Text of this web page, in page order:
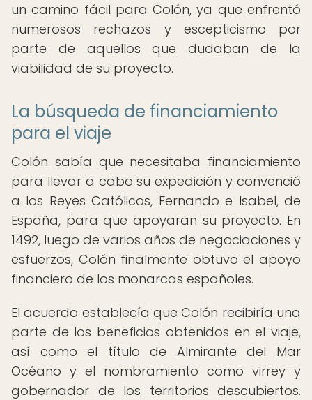
un camino fácil para Colón, ya que enfrentó
numerosos rechazos y escepticismo por
parte de aquellos que dudaban de la
viabilidad de su proyecto.
La búsqueda de financiamiento
para el viaje
Colón sabía que necesitaba financiamiento
para llevar a cabo su expedición y convenció
a los Reyes Católicos, Fernando e Isabel, de
España, para que apoyaran su proyecto. En
1492, luego de varios años de negociaciones y
esfuerzos, Colón finalmente obtuvo el apoyo
financiero de los monarcas españoles.
El acuerdo establecía que Colón recibiría una
parte de los beneficios obtenidos en el viaje,
así como el título de Almirante del Mar
Océano y el nombramiento como virrey y
gobernador de los territorios descubiertos.